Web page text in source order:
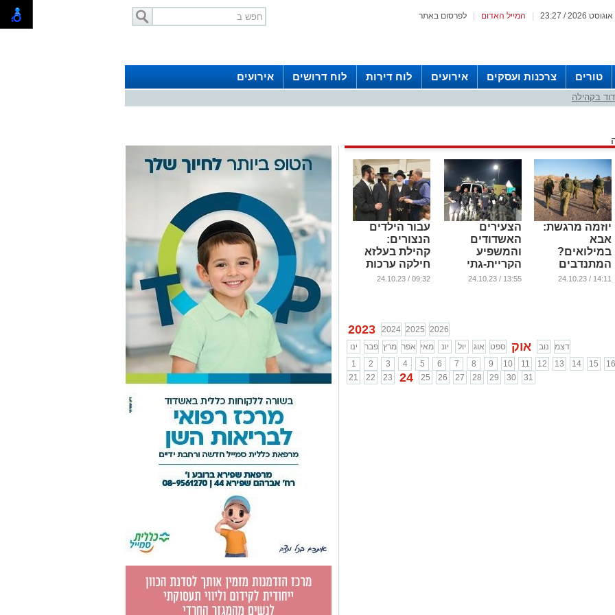
לפרסום באתר המייל האדום
טורים צרכנות ועסקים אירועים לוח דירות לוח דרושים אירועים
בקהילה
יוזמה מרגשת:
אבא
במילואים?
המתנדבים
יתמכו במשפחה
14:11 / 24.10.23
הצעירים
האשדודים
והמשפיע
הקריית-גתי
מחזקים את
13:55 / 24.10.23
עבור הילדים
הנצורים:
קהילת בעלזא
חילקה ערכות
משחקים; ראש
09:32 / 24.10.23
2023 2024 2025 2026
ינו
פבר מרץ אפר מאי יונ יול אוג ספט אוק נוב
דצמ
1
2 3 4 5 6 7 8 9 10 11 12 13 14 15 16
21
22 23 24 25 26 27 28 29 30 31